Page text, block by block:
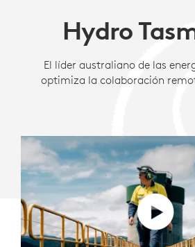
COLABORACIÓN
EFICAZ
LOGITECH
Hydro
El líder australiano de las
optimiza la colaboración